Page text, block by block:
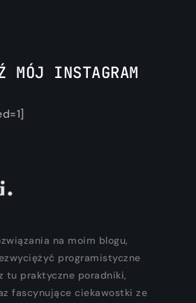
MÓJ INSTAGRAM
na moim blogu,
programistyczne
tu praktyczne poradniki,
fascynujące ciekawostki ze